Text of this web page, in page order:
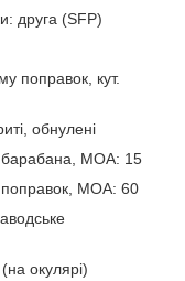
друга (SFP)
поправок, кут.
обнулені
барабана, МОА: 15
поправок, МОА: 60
окулярі)